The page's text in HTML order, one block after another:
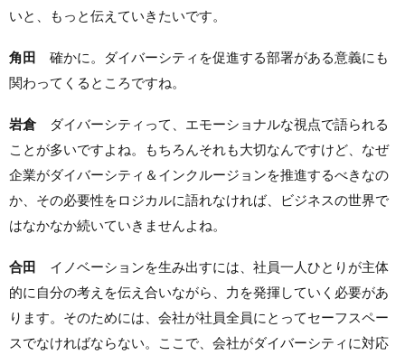
いと、もっと伝えていきたいです。
角田
確かに。ダイバーシティを促進する部署がある意義にも
関わってくるところですね。
岩倉ダイバーシティって、エモーショナルな視点で語られる
ことが多いですよね。もちろんそれも大切なんですけど、なぜ
企業がダイバーシティ＆インクルージョンを推進するべきなの
か、その必要性をロジカルに語れなければ、ビジネスの世界で
はなかなか続いていきませんよね。
合田
イノベーションを生み出すには、社員一人ひとりが主体
的に自分の考えを伝え合いながら、力を発揮していく必要があ
ります。そのためには、会社が社員全員にとってセーフスペー
スでなければならない。ここで、会社がダイバーシティに対応